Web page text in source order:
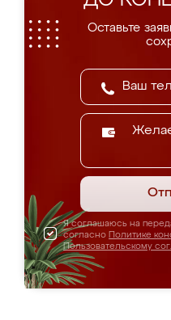
Оставьте
Я соглашаюсь на
согласно Политике
Пользовательскому